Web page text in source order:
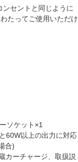
セントと同じように
たってご使用いただけ
ソケット×1
60W以上の出力に対応
合)
カーチャージ、取扱説